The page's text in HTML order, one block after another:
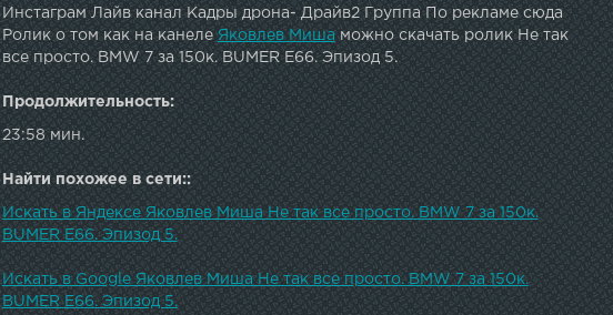
Инстаграм Лайв канал Кадры дрона- Драйв2 Группа По рекламе сюда
Ролик о том как на канелеЯковлев Миша можно скачать ролик Не так
все просто. BMW 7 за 150к. BUMER E66. Эпизод 5.
Продолжительность:
23:58 мин.
Найти похожее в сети::
Искать в Яндексе Яковлев Миша Не так все просто. BMW 7 за 150к.
BUMER E66. Эпизод 5.
Искать в Google Яковлев Миша Не так все просто. BMW 7 за 150к.
BUMER E66. Эпизод 5.